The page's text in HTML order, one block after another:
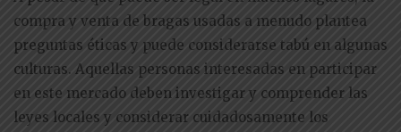
compra y venta de bragas usadas a menudo plantea
preguntas éticas y puede considerarse tabú en algunas
culturas. Aquellas personas interesadas en participar
en este mercado deben investigar y comprender las
leyes locales y considerar cuidadosamente los